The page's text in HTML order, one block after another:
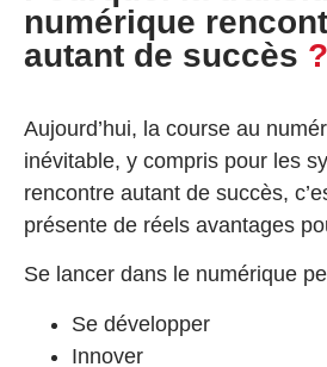
numérique
autant de succès ?
Aujourd’hui, la course au
inévitable, y compris pour les
rencontre autant de succès,
présente de réels avantages
Se lancer dans le numérique
Se développer
Innover